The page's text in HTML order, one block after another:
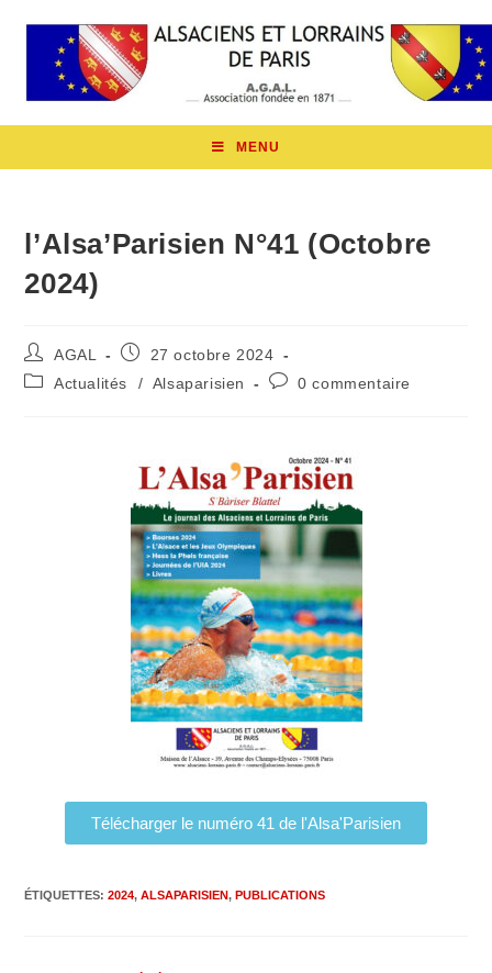
MENU
l’Alsa’Parisien N°41 (Octobre
2024)
AGAL
27 octobre 2024
Actualités
/ Alsaparisien 0 commentaire
Télécharger le numéro 41 de l'Alsa'Parisien
ÉTIQUETTES:2024, ALSAPARISIEN, PUBLICATIONS